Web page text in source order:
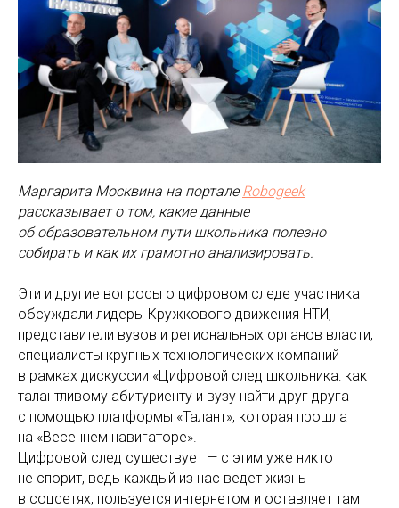
Маргарита Москвина на портале Robogeek
рассказывает о том, какие данные
об образовательном пути школьника полезно
собирать и как их грамотно анализировать.
Эти и другие вопросы о цифровом следе участника
обсуждали лидеры Кружкового движения НТИ,
представители вузов и региональных органов власти,
специалисты крупных технологических компаний
в рамках дискуссии «Цифровой след школьника: как
талантливому абитуриенту и вузу найти друг друга
с помощью платформы «Талант», которая прошла
на «Весеннем навигаторе».
Цифровой след существует — с этим уже никто
не спорит, ведь каждый из нас ведет жизнь
в соцсетях, пользуется интернетом и оставляет там